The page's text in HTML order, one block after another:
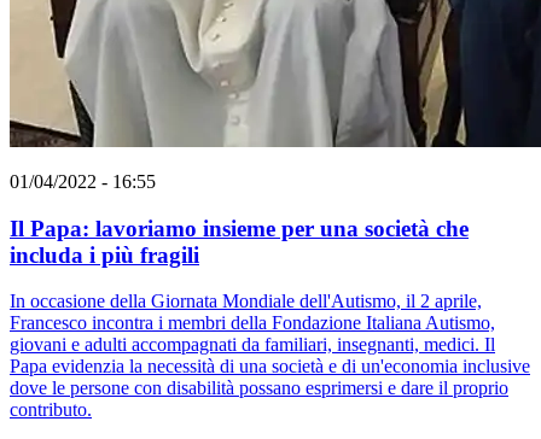
01/04/2022 - 16:55
Il Papa: lavoriamo insieme per una società che
includa i più fragili
In occasione della Giornata Mondiale dell'Autismo, il 2 aprile,
Francesco incontra i membri della Fondazione Italiana Autismo,
giovani e adulti accompagnati da familiari, insegnanti, medici. Il
Papa evidenzia la necessità di una società e di un'economia inclusive
dove le persone con disabilità possano esprimersi e dare il proprio
contributo.